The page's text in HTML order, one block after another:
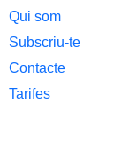
Qui som
Subscriu-te
Contacte
Tarifes